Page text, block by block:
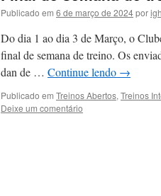
Publicado em 6 de março de 2024por
Do dia 1 ao dia 3 de Março, o
final de semana de treino. Os
dan de … Continue lendo →
Publicado em Treinos Abertos, Treinos
Deixe um comentário